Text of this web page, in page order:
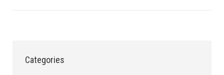
Categories